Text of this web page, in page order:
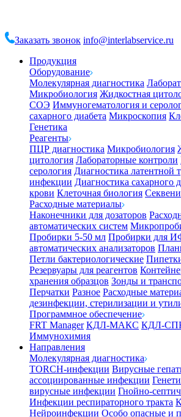
Заказать звонок info@interlabservice.ru
Продукция
Оборудование
Молекулярная диагностика
Микробиология Жидкостная
СОЭ Иммуногематология и
сахарного диабета Микроскопия
Генетика
Реагенты
ПЦР диагностика Микробиология
цитология Лабораторные контроли
серология Диагностика латентной
инфекции Диагностика сахарного
крови Клеточная биология
Расходные материалы
Наконечники для дозаторов
автоматических систем
Пробирки 5-50 мл Пробирки для
автоматических анализаторов
Петли бактериологические
Резервуары для реагентов
хранения образцов Зонды и
Перчатки Разное Расходные
дезинфекции, стерилизации и
Программное обеспечение
FRT Manager КДЛ-МАКС КДЛ-
Иммунохимия
Направления
Молекулярная диагностика
TORCH-инфекции Вирусные
ассоциированные инфекции
вирусные инфекции Гнойно-
Инфекции респираторного тракта
Нейроинфекции Особо опасные и